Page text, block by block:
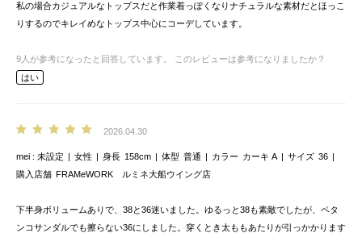
私の場合カジュアルなトップスだと作業着っぽくなりナチュラルな素材だとほっこ
りするのでキレイめなトップス中心にコーデしています。
9 人が参考になったと回答しています。
このレビューは参考になりましたか？
はい
2026.04.30
mei 未設定 女性 身長 158cm 体型 普通 カラー カーキ A サイズ 36
購入店舗 FRAMeWORK ルミネ大船ウイング店
下半身ボリュームありで、38と36迷いました。ゆるっと38も素敵でしたが、ペタ
ンコサンダルでも擦らない36にしました。穿くとき太ももあたりが引っかかります